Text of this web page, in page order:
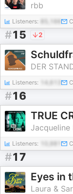
rbb
Listeners:
#15 2
DER
Listeners:
#16
TRUE
Jacqueline
Listeners:
#17
Eyes in
Laura &